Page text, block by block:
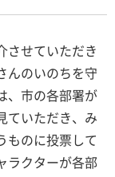
させていただき
んのいのちを守
、市の各部署が
ていただき、み
ものに投票して
ラクターが各部